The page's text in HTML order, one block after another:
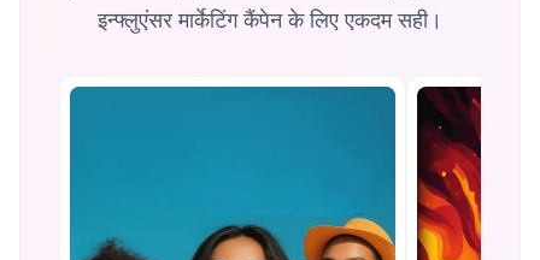
इन्फ्लुएंसर मार्केटिंग कैंपेन के लिए एकदम सही।